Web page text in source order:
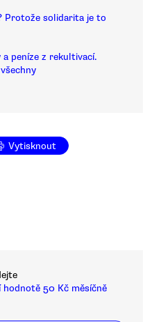
Protože solidarita je to
peníze z rekultivací.
Vytisknout
50 Kč měsíčně